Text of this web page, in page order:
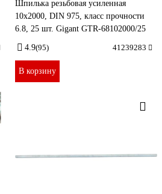
Шпилька резьбовая усиленная
10x2000, DIN 975, класс прочности
6.8, 25 шт. Gigant GTR-68102000/25
4.9(95) 41239283
В корзину